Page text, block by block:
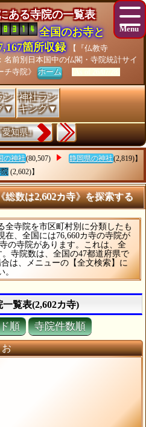
ある寺院の一覧表
全国のお寺と
箇所収録
【『仏教寺
名前別日本国中の仏閣・寺院統計サイ
チ寺院》ホーム [As of 26/07/28]
ン
▼
神社ラン
キング▼
愛知県』
の神社(80,507) 静岡県の神社(2,819)】
(2,602)】
数は2,602カ寺》を探索する
全寺院を市区町村別に分類したも
在、全国には76,660カ寺の寺院が
の寺院があります。これは、全
寺院数は、全国の47都道府県で
は、メニューの【全文検索】に
。
覧表(2,602カ寺)
順 寺院件数順
お